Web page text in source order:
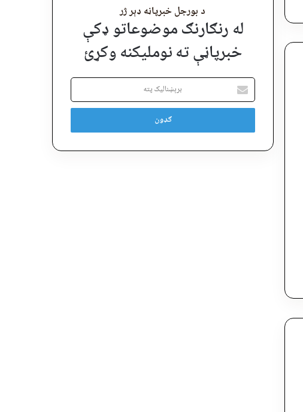
د بورجل خبرپاڼه ډېر ژر
له رنګارنګ موضوعاتو ډکې
خبرپاڼې ته نوملیکنه وکړئ
برېښنالیک
پته